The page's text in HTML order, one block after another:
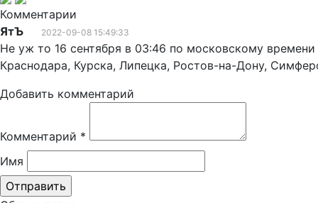
Комментарии
ЯтЪ
2022-09-08 15:49:33
Не уж то 16 сентября в 03:46 по московскому
Краснодара, Курска, Липецка, Ростов-на-Дону,
Добавить комментарий
Комментарий *
Имя